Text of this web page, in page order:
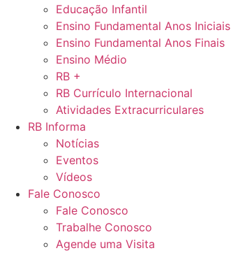
Educação Infantil
Ensino Fundamental Anos Iniciais
Ensino Fundamental Anos Finais
Ensino Médio
RB +
RB Currículo Internacional
Atividades Extracurriculares
RB Informa
Notícias
Eventos
Vídeos
Fale Conosco
Fale Conosco
Trabalhe Conosco
Agende uma Visita